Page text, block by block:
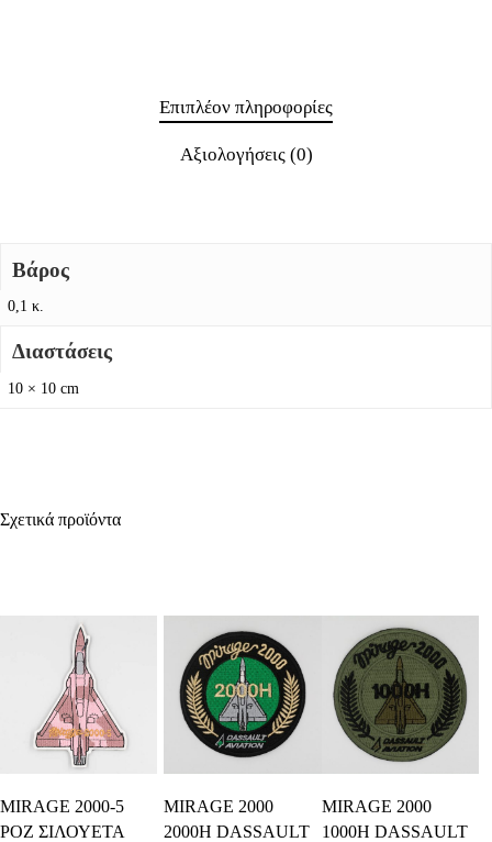
Επιπλέον πληροφορίες
Αξιολογήσεις (0)
Βάρος
0,1 κ.
Διαστάσεις
10 × 10 cm
Σχετικά προϊόντα
Καλάθι
MIRAGE 2000-5
ΡΟΖ ΣΙΛΟΥΕΤΑ
Καλάθι
MIRAGE 2000
2000H DASSAULT
Περισσότερα
MIRAGE 2000
1000H DASSAULT